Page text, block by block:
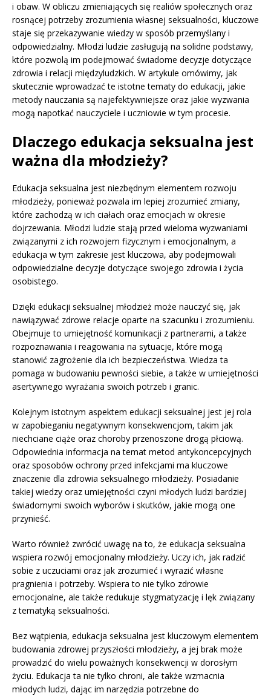
i obaw. W obliczu zmieniających się realiów społecznych oraz
rosnącej potrzeby zrozumienia własnej seksualności, kluczowe
staje się przekazywanie wiedzy w sposób przemyślany i
odpowiedzialny. Młodzi ludzie zasługują na solidne podstawy,
które pozwolą im podejmować świadome decyzje dotyczące
zdrowia i relacji międzyludzkich. W artykule omówimy, jak
skutecznie wprowadzać te istotne tematy do edukacji, jakie
metody nauczania są najefektywniejsze oraz jakie wyzwania
mogą napotkać nauczyciele i uczniowie w tym procesie.
Dlaczego edukacja seksualna jest
ważna dla młodzieży?
Edukacja seksualna jest niezbędnym elementem rozwoju
młodzieży, ponieważ pozwala im lepiej zrozumieć zmiany,
które zachodzą w ich ciałach oraz emocjach w okresie
dojrzewania. Młodzi ludzie stają przed wieloma wyzwaniami
związanymi z ich rozwojem fizycznym i emocjonalnym, a
edukacja w tym zakresie jest kluczowa, aby podejmowali
odpowiedzialne decyzje dotyczące swojego zdrowia i życia
osobistego.
Dzięki edukacji seksualnej młodzież może nauczyć się, jak
nawiązywać zdrowe relacje oparte na szacunku i zrozumieniu.
Obejmuje to umiejętność komunikacji z partnerami, a także
rozpoznawania i reagowania na sytuacje, które mogą
stanowić zagrożenie dla ich bezpieczeństwa. Wiedza ta
pomaga w budowaniu pewności siebie, a także w umiejętności
asertywnego wyrażania swoich potrzeb i granic.
Kolejnym istotnym aspektem edukacji seksualnej jest jej rola
w zapobieganiu negatywnym konsekwencjom, takim jak
niechciane ciąże oraz choroby przenoszone drogą płciową.
Odpowiednia informacja na temat metod antykoncepcyjnych
oraz sposobów ochrony przed infekcjami ma kluczowe
znaczenie dla zdrowia seksualnego młodzieży. Posiadanie
takiej wiedzy oraz umiejętności czyni młodych ludzi bardziej
świadomymi swoich wyborów i skutków, jakie mogą one
przynieść.
Warto również zwrócić uwagę na to, że edukacja seksualna
wspiera rozwój emocjonalny młodzieży. Uczy ich, jak radzić
sobie z uczuciami oraz jak zrozumieć i wyrazić własne
pragnienia i potrzeby. Wspiera to nie tylko zdrowie
emocjonalne, ale także redukuje stygmatyzację i lęk związany
z tematyką seksualności.
Bez wątpienia, edukacja seksualna jest kluczowym elementem
budowania zdrowej przyszłości młodzieży, a jej brak może
prowadzić do wielu poważnych konsekwencji w dorosłym
życiu. Edukacja ta nie tylko chroni, ale także wzmacnia
młodych ludzi, dając im narzędzia potrzebne do